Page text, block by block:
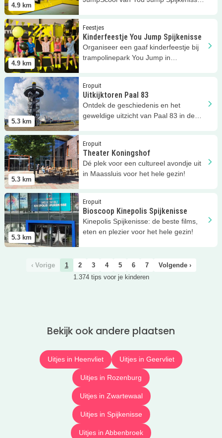
4.9 km
4.9 km
Feestjes
Kinderfeestje You Jump Spijkenisse
Organiseer een gaaf kinderfeestje bij
trampolinepark You Jump in
Lees meer Kinderfeestje You Jump Spijkenisse
5.3 km
Eropuit
Uitkijktoren Paal 83
Ontdek de geschiedenis en het
geweldige uitzicht van Paal 83 in de
Lees meer Uitkijktoren Paal 83
5.3 km
Eropuit
Theater Koningshof
Dé plek voor een cultureel avondje uit
in Maassluis voor het hele gezin!
Lees meer Theater Koningshof
5.3 km
Eropuit
Bioscoop Kinepolis Spijkenisse
Kinepolis Spijkenisse: de beste films,
eten en plezier voor het hele gezin!
Lees meer Bioscoop Kinepolis Spijkenisse
‹ Vorige 1 2 3 4 5 6 7
Volgende ›
1.374 tips voor je kinderen
Bekijk ook andere plaatsen
Uitjes in Heenvliet Uitjes in Geervliet
Uitjes in Rozenburg
Uitjes in Zwartewaal
Uitjes in Spijkenisse
Uitjes in Abbenbroek